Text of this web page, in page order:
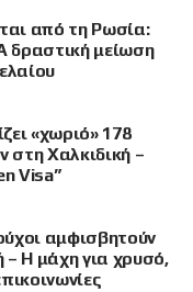
από τη Ρωσία:
δραστική μείωση
«χωριό» 178
στη Χαλκιδική –
Visa”
αμφισβητούν
– Η μάχη για χρυσό,